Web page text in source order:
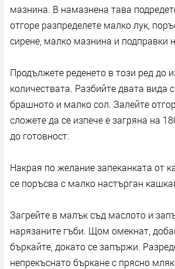
мазнина. В намазнена тава
отгоре разпределете малко лук,
сирене, малко мазнина и подправки
Продължете реденето в този ред до
количествата. Разбийте двата вида
брашното и малко сол. Залейте
сложете да се изпече е загряна на
до готовност.
Накрая по желание запеканката от
се поръсва с малко настърган
Загрейте в малък съд маслото и
нарязаните гъби. Щом омекнат,
бъркайте, докато се запържи.
непрекъснато бъркане с прясно